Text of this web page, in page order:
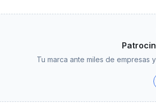
Tu marca ante miles de empresas